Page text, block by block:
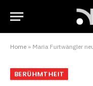
Home » Maria Furtwängler neuer
BERÜHMTHEIT